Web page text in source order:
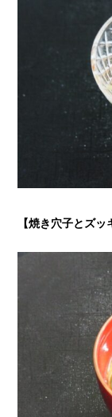
【焼き穴子とズ